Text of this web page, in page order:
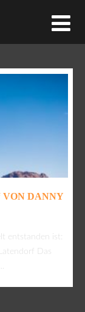
VON DANNY
entstanden ist:
Das